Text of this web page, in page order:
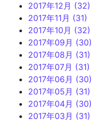
2017年12月 (32)
2017年11月 (31)
2017年10月 (32)
2017年09月 (30)
2017年08月 (31)
2017年07月 (31)
2017年06月 (30)
2017年05月 (31)
2017年04月 (30)
2017年03月 (31)